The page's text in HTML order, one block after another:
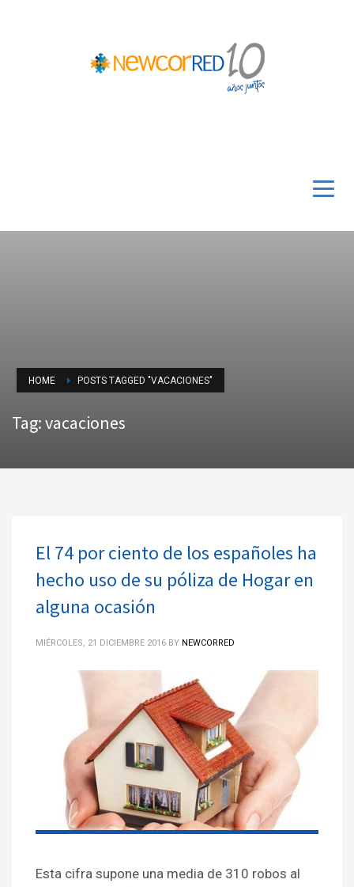
HOME POSTS TAGGED "VACACIONES"
Tag: vacaciones
El 74 por ciento de los españoles ha
hecho uso de su póliza de Hogar en
alguna ocasión
MIÉRCOLES, 21 DICIEMBRE 2016 BY NEWCORRED
Esta cifra supone una media de 310 robos al